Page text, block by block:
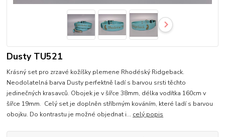
Dusty TU521
Krásný set pro zrzavé kožíšky plemene Rhodéský Ridgeback.
Neodolatelná barva Dusty perfektně ladí s barvou srsti těchto
jedinečných krasavců. Obojek je v šířce 38mm, délka vodítka 160cm v
šířce 19mm. Celý set je doplněn stříbrným kováním, které ladí s barvou
obojku. Do kontrastu je možné objednat i... celý popis